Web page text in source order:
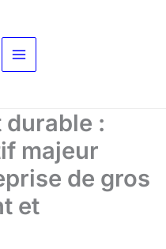
durable :
majeur
de gros
et